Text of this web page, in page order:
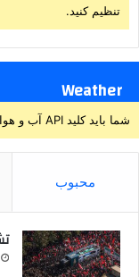
تنظیم کنید.
Weather
شما باید کلید API آب و هوا را در تنظیمات قالب > ادغام تنظیم کنید.
محبوب